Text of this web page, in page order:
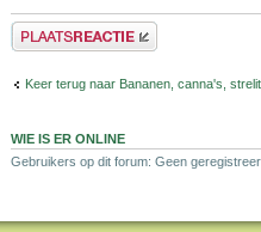
Plaats een reactie
Keer terug naar Bananen, canna's,
WIE IS ER ONLINE
Gebruikers op dit forum: Geen